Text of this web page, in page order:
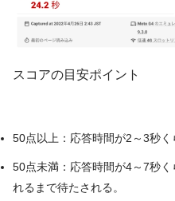
スコアの目安ポイント
50点以上：応答時間が2～3秒く
50点未満：応答時間が4～7秒
れるまで待たされる。